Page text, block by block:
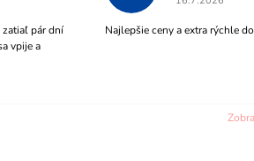
zatiaľ pár dní
vpije a
Najlepšie ceny a extra rýchle